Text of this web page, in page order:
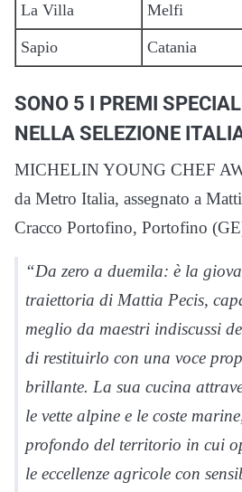
La Villa Melfi
Sapio Catania
SONO 5 I PREMI
NELLA SELEZIONE
MICHELIN YOUNG CHEF
da Metro Italia, assegnato a
Cracco Portofino, Portofino
“Da zero a duemila: è la
traiettoria di Mattia Pecis,
meglio da maestri indiscussi
di restituirlo con una voce
brillante. La sua cucina
le vette alpine e le coste
profondo del territorio in cui
le eccellenze agricole con